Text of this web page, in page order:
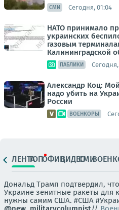
СМИ Сегодня, 01:04
НАТО принимало
украинских
газовым
Калининградской
ПАБЛИКИ
Александр Коц:
надо убить на
России
ВОЕНКОРЫ
ЛЕНТАТОПОФИЦ.ВИДЕОСМИ
Дональд Трамп подтвердил,
Украине зенитные ракеты для
нужны самим США. #США